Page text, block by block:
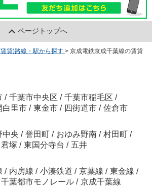
ページトップへ
貸)路線・駅から探す > 京成電鉄京成千葉線の賃貸
/ 千葉市中央区 / 千葉市稲毛区 /
白里市 / 東金市 / 四街道市 / 佐倉市
中央 / 誉田町 / おゆみ野南 / 村田町 /
君塚 / 東国分寺台 / 五井
/ 内房線 / 小湊鉄道 / 京葉線 / 東金線 /
千葉都市モノレール / 京成千葉線